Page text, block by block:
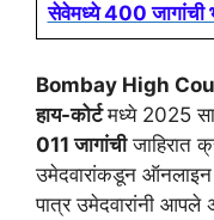
सेवेमध्ये 400 जागांची
Bombay High
हाय-कोर्टमध्ये 2025
011 जागांचीजाहिरात
उमेदवारांकडून ऑनलाइन
पात्र उमेदवारांनी आपले